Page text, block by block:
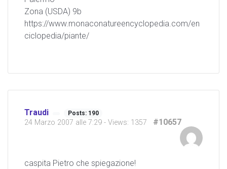
Zona (USDA) 9b
https://www.monaconatureencyclopedia.com/en
ciclopedia/piante/
Traudi Posts: 190
24 Marzo 2007 alle 7:29 - Views: 1357 #10657
caspita Pietro che spiegazione!